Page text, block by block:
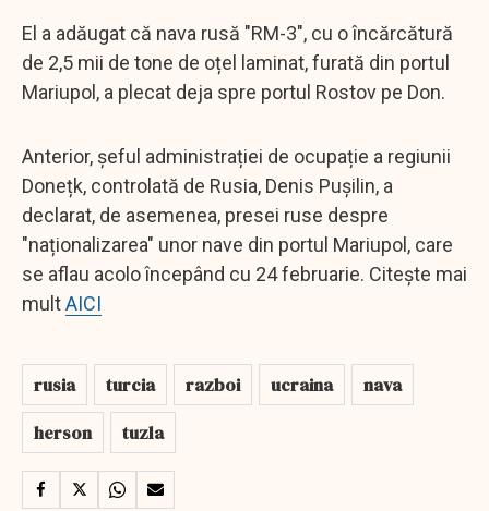
El a adăugat că nava rusă "RM-3", cu o încărcătură
de 2,5 mii de tone de oțel laminat, furată din portul
Mariupol, a plecat deja spre portul Rostov pe Don.
Anterior, șeful administrației de ocupație a regiunii
Donețk, controlată de Rusia, Denis Pușilin, a
declarat, de asemenea, presei ruse despre
"naționalizarea" unor nave din portul Mariupol, care
se aflau acolo începând cu 24 februarie. Citește mai
multAICI
rusia turcia razboi ucraina
nava
herson
tuzla